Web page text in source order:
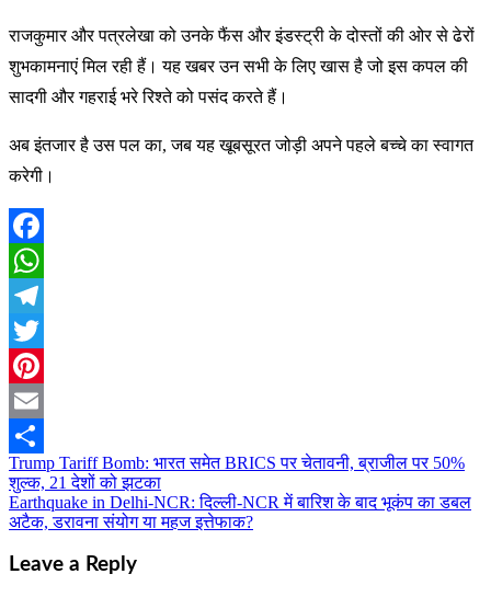
राजकुमार और पत्रलेखा को उनके फैंस और इंडस्ट्री के दोस्तों की ओर से ढेरों
शुभकामनाएं मिल रही हैं। यह खबर उन सभी के लिए खास है जो इस कपल की
सादगी और गहराई भरे रिश्ते को पसंद करते हैं।
अब इंतजार है उस पल का, जब यह खूबसूरत जोड़ी अपने पहले बच्चे का स्वागत
करेगी।
Facebook
WhatsApp
Telegram
Twitter
Pinterest
Email
Share
Post
navigation
Trump Tariff Bomb: भारत समेत BRICS पर चेतावनी, ब्राजील पर 50%
शुल्क, 21 देशों को झटका
Earthquake in Delhi-NCR: दिल्ली-NCR में बारिश के बाद भूकंप का डबल
अटैक, डरावना संयोग या महज इत्तेफाक?
Leave a Reply